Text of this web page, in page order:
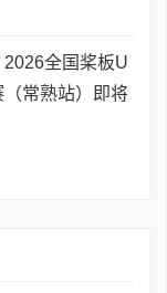
全国桨板U
常熟站）即将